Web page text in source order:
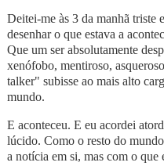
Deitei-me às 3 da manhã triste
desenhar o que estava a
Que um ser absolutamente
xenófobo, mentiroso,
talker" subisse ao mais alto
mundo.
E aconteceu. E eu acordei
lúcido. Como o resto do
a notícia em si, mas com o que